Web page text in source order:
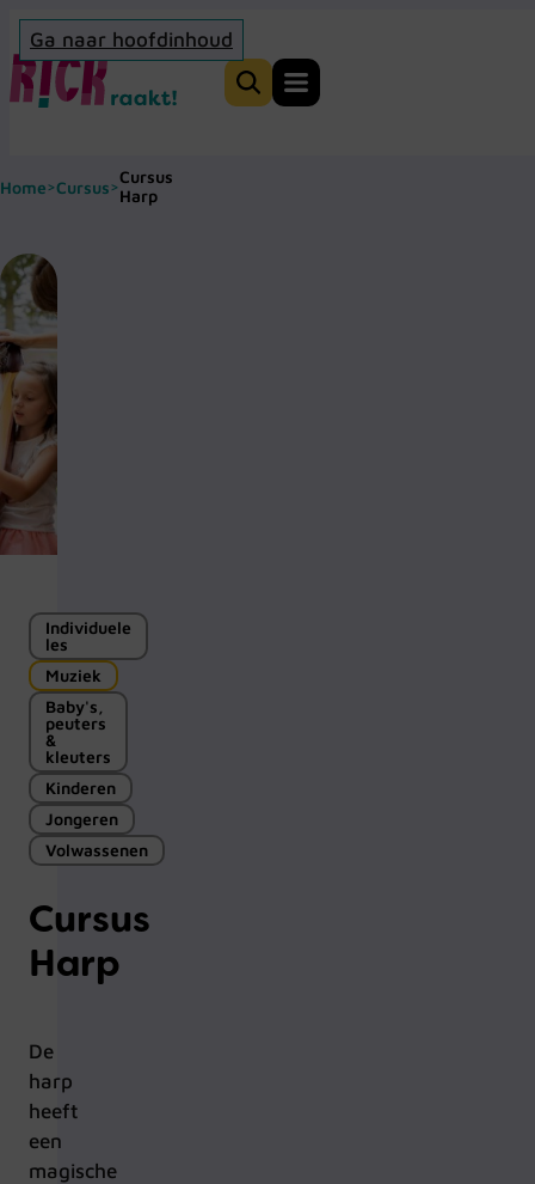
Ga naar hoofdinhoud
Home
Zoeken
Home>Cursus>Cursus
Harp
Individuele
les
Muziek
Baby's,
peuters
&
kleuters
Kinderen
Jongeren
Volwassenen
Cursus
Harp
De
harp
heeft
een
magische